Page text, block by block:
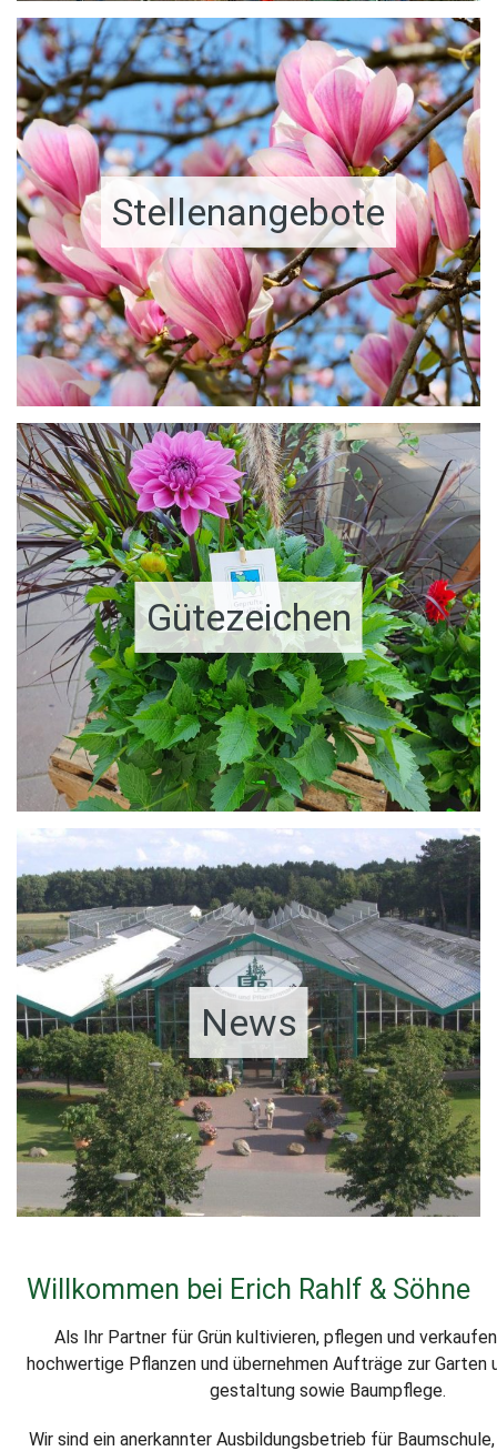
Stellenangebote
Gütezeichen
News
Willkommen bei Erich Rahlf & Söhne
Als Ihr Partner für Grün kultivieren, pflegen und
hochwertige Pflanzen und übernehmen Aufträge zur Garten
gestaltung sowie Baumpflege.
Wir sind ein anerkannter Ausbildungsbetrieb für